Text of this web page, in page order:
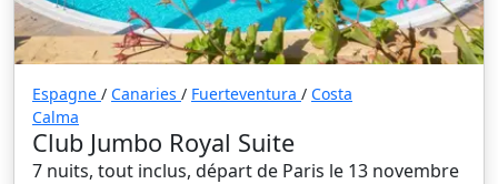
Espagne / Canaries / Fuerteventura / Costa
Calma
Club Jumbo Royal Suite
7 nuits, tout inclus, départ de Paris le 13 novembre